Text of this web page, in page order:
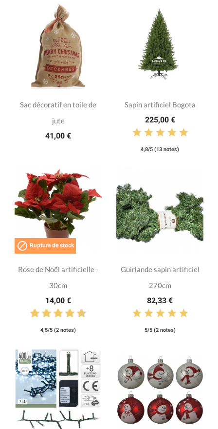
Sac décoratif en toile de
jute
41,00 €
Sapin artificiel Bogota
225,00 €
4,8/5 (13 notes)
 Rupture de stock
Rose de Noël artificielle -
30cm
14,00 €
4,5/5 (2 notes)
Guirlande sapin artificiel
270cm
82,33 €
5/5 (2 notes)